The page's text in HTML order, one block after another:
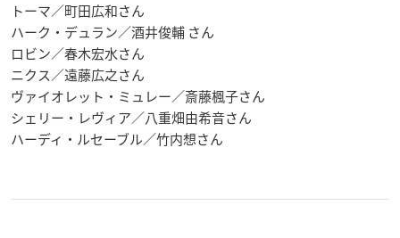
トーマ／町田広和さん
ハーク・デュラン／酒井俊輔 さん
ロビン／春木宏水さん
ニクス／遠藤広之さん
ヴァイオレット・ミュレー／斎藤楓子さん
シェリー・レヴィア／八重畑由希音さん
ハーディ・ルセーブル／竹内想さん